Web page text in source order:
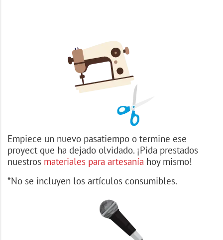
Empiece un nuevo pasatiempo o termine ese
proyect que ha dejado olvidado. ¡Pida prestados
nuestros materiales para artesanía hoy mismo!
*No se incluyen los artículos consumibles.